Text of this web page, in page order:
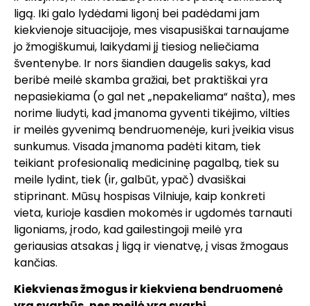
ligą. Iki galo lydėdami ligonį bei padėdami jam
kiekvienoje situacijoje, mes visapusiškai tarnaujame
jo žmogiškumui, laikydami jį tiesiog neliečiama
šventenybe. Ir nors šiandien daugelis sakys, kad
beribė meilė skamba gražiai, bet praktiškai yra
nepasiekiama (o gal net „nepakeliama“ našta), mes
norime liudyti, kad įmanoma gyventi tikėjimo, vilties
ir meilės gyvenimą bendruomenėje, kuri įveikia visus
sunkumus. Visada įmanoma padėti kitam, tiek
teikiant profesionalią medicininę pagalbą, tiek su
meile lydint, tiek (ir, galbūt, ypač) dvasiškai
stiprinant. Mūsų hospisas Vilniuje, kaip konkreti
vieta, kurioje kasdien mokomės ir ugdomės tarnauti
ligoniams, įrodo, kad gailestingoji meilė yra
geriausias atsakas į ligą ir vienatvę, į visas žmogaus
kančias.
Kiekvienas žmogus ir kiekviena bendruomenė